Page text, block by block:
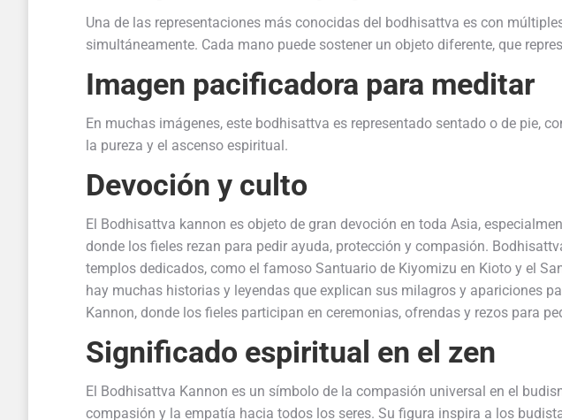
Una de las representaciones más conocidas del bodhisattva es con
simultáneamente. Cada mano puede sostener un objeto diferente, que
Imagen pacificadora para meditar
En muchas imágenes, este bodhisattva es representado sentado o de pie,
la pureza y el ascenso espiritual.
Devoción y culto
El Bodhisattva kannon es objeto de gran devoción en toda Asia,
donde los fieles rezan para pedir ayuda, protección y compasión.
templos dedicados, como el famoso Santuario de Kiyomizu en Kioto y el
hay muchas historias y leyendas que explican sus milagros y apariciones
Kannon, donde los fieles participan en ceremonias, ofrendas y rezos para
Significado espiritual en el zen
El Bodhisattva Kannon es un símbolo de la compasión universal en el
compasión y la empatía hacia todos los seres. Su figura inspira a los